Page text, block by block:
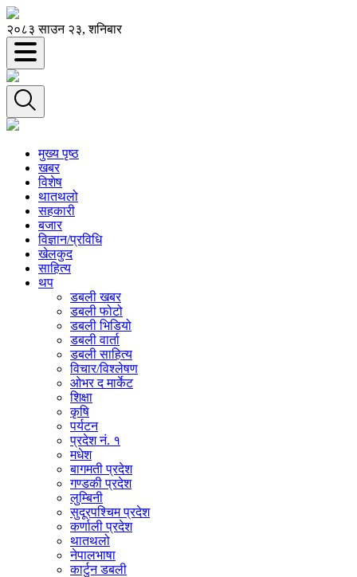
२०८३ साउन २३, शनिबार
मुख्य पृष्ठ
खबर
विशेष
थातथलो
सहकारी
बजार
विज्ञान/प्रविधि
खेलकुद
साहित्य
थप
डबली खबर
डबली फोटो
डबली भिडियो
डबली वार्ता
डबली साहित्य
विचार/विश्‍लेषण
ओभर द मार्केट
शिक्षा
कृषि
पर्यटन
प्रदेश नं. १
मधेश
बागमती प्रदेश
गण्डकी प्रदेश
लुम्बिनी
सुदूरपश्चिम प्रदेश
कर्णाली प्रदेश
थातथलो
नेपालभाषा
कार्टुन डबली